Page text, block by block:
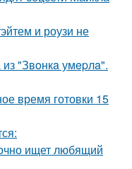
и роузи не
"Звoнкa умepлa".
время готовки 15
ищет любящий